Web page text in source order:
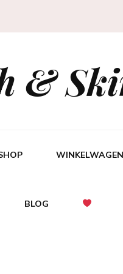
&
WINKELWAGEN
BLOG